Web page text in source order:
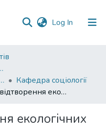
Log In (current)
бакалаврських програм
соціальних технологій
Кафедра соціології
Мотиви відтворення екологічних практик
екологічних